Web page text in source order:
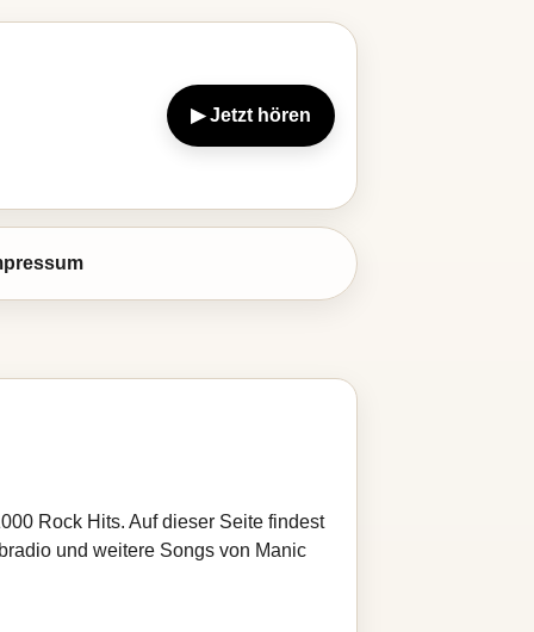
▶ Jetzt hören
Rock Hits. Auf dieser Seite findest
und weitere Songs von Manic